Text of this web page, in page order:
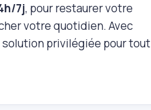
7j, pour restaurer votre
votre quotidien. Avec
privilégiée pour tout